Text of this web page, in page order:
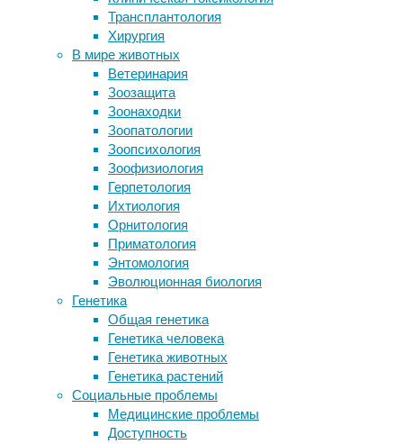
Трансплантология
Хирургия
В мире животных
Ветеринария
Зоозащита
Зоонаходки
Зоопатологии
Зоопсихология
Зоофизиология
Герпетология
Ихтиология
Орнитология
Приматология
Энтомология
Эволюционная биология
Генетика
Общая генетика
Генетика человека
Генетика животных
Генетика растений
Социальные проблемы
Медицинские проблемы
Доступность
15/02/2021
биотехнология
генная
инженерия,
искусственные
органы,
исследования,
медицина,
стволовые
клетки,
трансплантация
Тысячи
людей
миру
ждут
донорских
сердец,
могут
спасти
проекта DreamLab найдены сотни
молекул с противораковыми
свойствами
Эксперимент показал, как кошки
следят за своими хозяевами, даже
не видя их
Не все насыщенные жиры одинаково
вредны
COVID-19, тромбоз и антикоагулянты
Следите за новостями